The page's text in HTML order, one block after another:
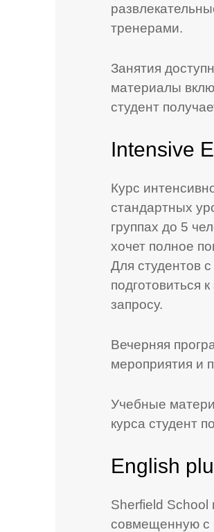
тренерами.
Занятия
материалы
студент
Intensive
Курс
стандартных
группах до 5
хочет полное
Для студентов
подготовиться
запросу.
Вечерняя
мероприятия и
Учебные
курса студент
English
Sherfield School
совмещенную с